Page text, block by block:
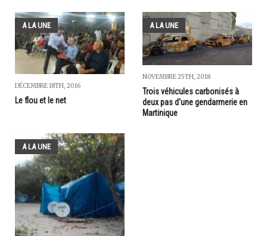
A LA UNE
DÉCEMBRE 18TH, 2016
Le flou et le net
A LA UNE
NOVEMBRE 25TH, 2018
Trois véhicules carbonisés à
deux pas d'une gendarmerie en
Martinique
A LA UNE